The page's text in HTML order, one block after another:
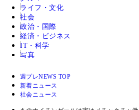
ライフ・文化
社会
政治・国際
経済・ビジネス
IT・科学
写真
週プレNEWS TOP
新着ニュース
社会ニュース